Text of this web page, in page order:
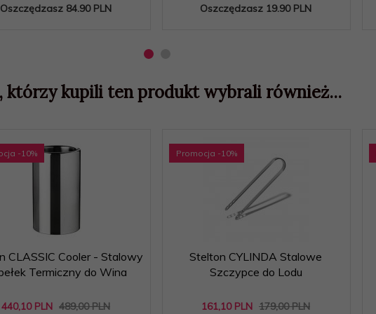
Oszczędzasz 84.90 PLN
Oszczędzasz 19.90 PLN
którzy kupili ten produkt wybrali również...
-10%
CLASSIC Cooler - Stalowy
Termiczny do Wina
440,10 PLN 489,00 PLN
Promocja -10%
Stelton CYLINDA Stalowe
Szczypce do Lodu
161,10 PLN 179,00 PLN